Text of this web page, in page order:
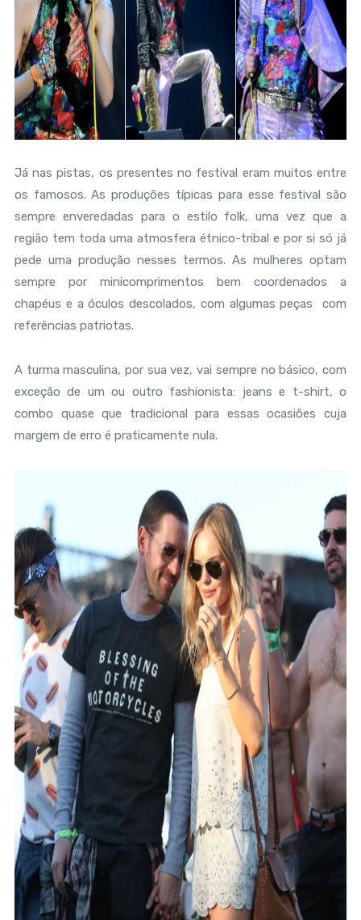
Já nas pistas, os presentes no festival eram muitos entre
os famosos. As produções típicas para esse festival são
sempre enveredadas para o estilo folk, uma vez que a
região tem toda uma atmosfera étnico-tribal e por si só já
pede uma produção nesses termos. As mulheres optam
sempre por minicomprimentos bem coordenados a
chapéus e a óculos descolados, com algumas peças com
referências patriotas.
A turma masculina, por sua vez, vai sempre no básico, com
exceção de um ou outro fashionista: jeans e t-shirt, o
combo quase que tradicional para essas ocasiões cuja
margem de erro é praticamente nula.